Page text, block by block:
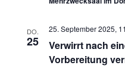
DO.
25
Verwirrt nach
Vorbereitung
25. September 2025,